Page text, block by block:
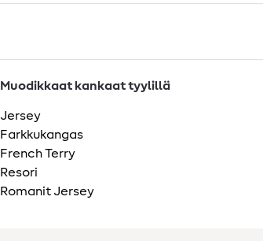
Muodikkaat kankaat tyylillä
Jersey
Farkkukangas
French Terry
Resori
Romanit Jersey